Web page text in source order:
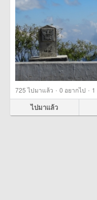
725ไปมาแล้ว · 0 อยากไป · 1
ไปมาแล้ว